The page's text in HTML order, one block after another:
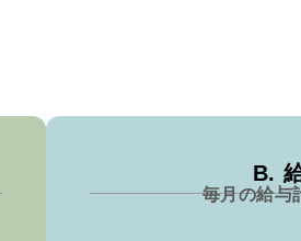
B.
毎月の給与